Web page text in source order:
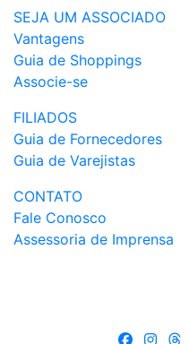
SEJA UM ASSOCIADO
Vantagens
Guia de Shoppings
Associe-se
FILIADOS
Guia de Fornecedores
Guia de Varejistas
CONTATO
Fale Conosco
Assessoria de Imprensa